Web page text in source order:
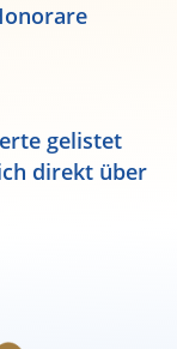
gelistet
direkt über